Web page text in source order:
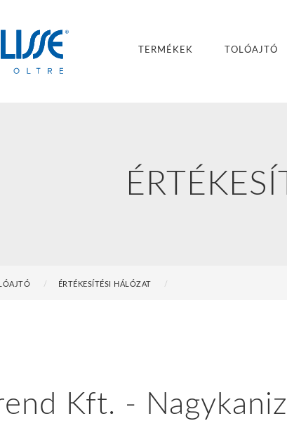
TERMÉKEK TOLÓAJTÓ
ÉRTÉKESÍTÉSI HÁLÓZAT
Kft. -